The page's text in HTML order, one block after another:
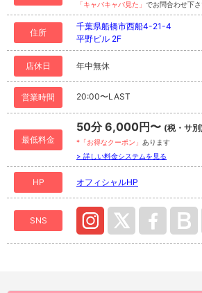
「キャバキャバ見た」 でお問合わせ下
住所
千葉県船橋市西船4-21-4
平野ビル 2F
店休日 年中無休
営業時間 20:00〜LAST
最低料金
50分 6,000円〜 (税・サ
*「お得なクーポン」 あります
> 詳しい料金システムを見る
HP オフィシャルHP
SNS